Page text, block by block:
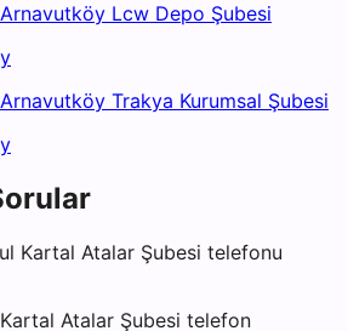
Lcw Depo Şubesi
Trakya Kurumsal Şubesi
Kartal Atalar Şubesi telefonu
Atalar Şubesi telefon